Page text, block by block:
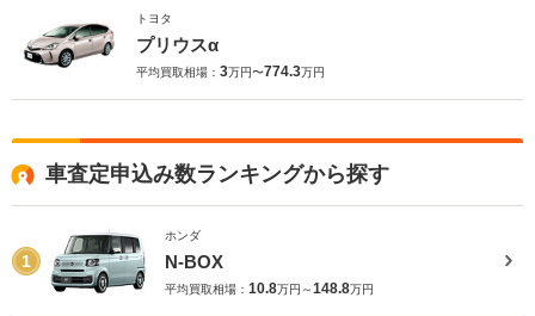
トヨタ
プリウスα
平均買取相場： 3万円〜774.3万円
車査定申込み数ランキングから探す
1
ホンダ
N-BOX
平均買取相場： 10.8万円～148.8万円